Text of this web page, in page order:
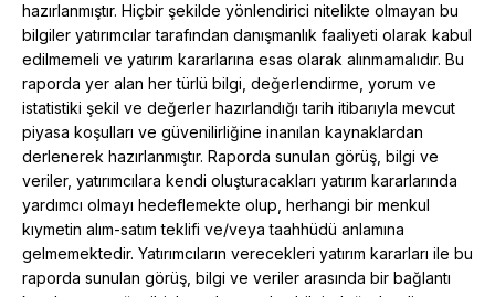
hazırlanmıştır. Hiçbir şekilde yönlendirici nitelikte olmayan bu
bilgiler yatırımcılar tarafından danışmanlık faaliyeti olarak kabul
edilmemeli ve yatırım kararlarına esas olarak alınmamalıdır. Bu
raporda yer alan her türlü bilgi, değerlendirme, yorum ve
istatistiki şekil ve değerler hazırlandığı tarih itibarıyla mevcut
piyasa koşulları ve güvenilirliğine inanılan kaynaklardan
derlenerek hazırlanmıştır. Raporda sunulan görüş, bilgi ve
veriler, yatırımcılara kendi oluşturacakları yatırım kararlarında
yardımcı olmayı hedeflemekte olup, herhangi bir menkul
kıymetin alım-satım teklifi ve/veya taahhüdü anlamına
gelmemektedir. Yatırımcıların verecekleri yatırım kararları ile bu
raporda sunulan görüş, bilgi ve veriler arasında bir bağlantı